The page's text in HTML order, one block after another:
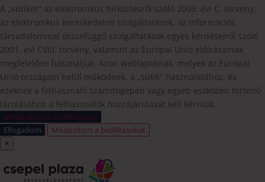
A „sütiket" az elektronikus hírközlésről szóló 2003. évi C. törvény,
az elektronikus kereskedelmi szolgáltatások, az információs
társadalommal összefüggő szolgáltatások egyes kérdéseiről szóló
2001. évi CVIII. törvény, valamint az Európai Unió előírásainak
megfelelően használjuk. Azon weblapoknak, melyek az Európai
Unió országain belül működnek, a „sütik" használatához, és
ezeknek a felhasználó számítógépén vagy egyéb eszközén történő
tárolásához a felhasználók hozzájárulását kell kérniük.
Módosítom a beállításokat
Elfogadom
Módosítom a beállításokat
×